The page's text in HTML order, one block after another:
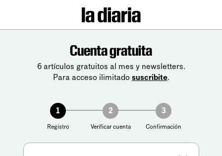
Cuenta gratuita
6 artículos gratuitos al mes y newsletters.
Para acceso ilimitado suscribite.
1
Registro
2
Verificar cuenta
3
Confirmación